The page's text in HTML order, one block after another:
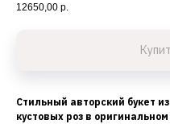
12650,00 р.
Стильный авторский букет
кустовых роз в